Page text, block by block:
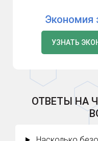
Экономия
УЗНАТЬ
ОТВЕТЫ НА